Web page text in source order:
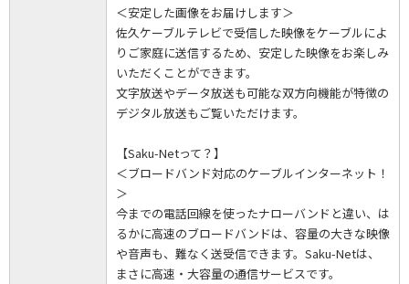
＜安定した画像をお届けします＞
佐久ケーブルテレビで受信した映像をケーブルによ
りご家庭に送信するため、安定した映像をお楽しみ
いただくことができます。
文字放送やデータ放送も可能な双方向機能が特徴の
デジタル放送もご覧いただけます。
【Saku-Netって？】
＜ブロードバンド対応のケーブルインターネット！
＞
今までの電話回線を使ったナローバンドと違い、は
るかに高速のブロードバンドは、容量の大きな映像
や音声も、難なく送受信できます。Saku-Netは、
まさに高速・大容量の通信サービスです。